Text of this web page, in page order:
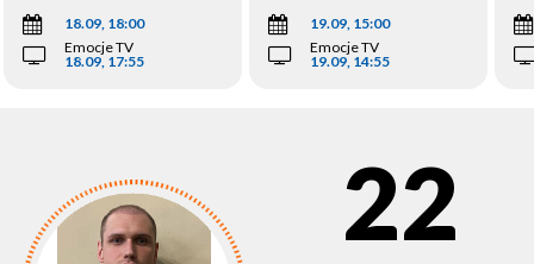
18.09, 18:00
Emocje TV
18.09, 17:55
19.09, 15:00
Emocje TV
19.09, 14:55
22